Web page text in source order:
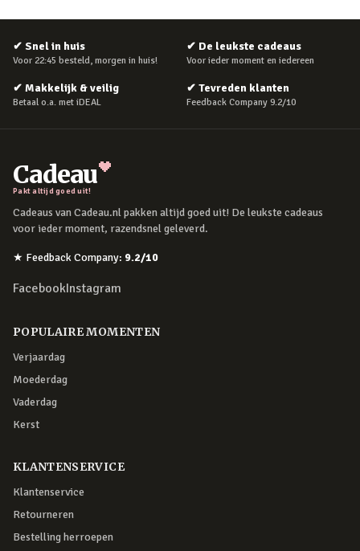
✔ Snel in huis
Voor 22:45 besteld, morgen in huis!
✔ De leukste cadeaus
Voor ieder moment en iedereen
✔ Makkelijk & veilig
Betaal o.a. met iDEAL
✔ Tevreden klanten
Feedback Company 9.2/10
Cadeau
Pakt altijd goed uit!
Cadeaus van Cadeau.nl pakken altijd goed uit! De leukste cadeaus
voor ieder moment, razendsnel geleverd.
★ Feedback Company: 9.2/10
FacebookInstagram
POPULAIRE MOMENTEN
Verjaardag
Moederdag
Vaderdag
Kerst
KLANTENSERVICE
Klantenservice
Retourneren
Bestelling herroepen